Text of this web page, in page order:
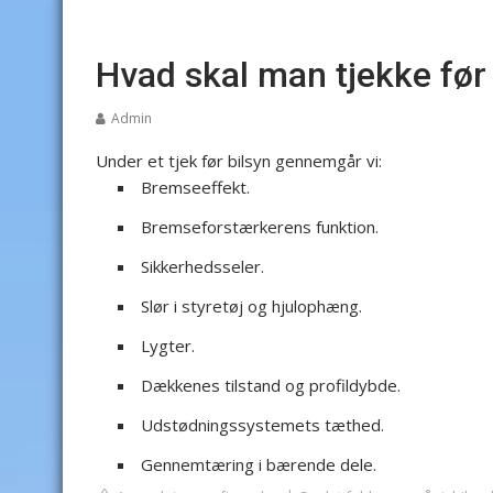
Hvad skal man tjekke før
Admin
Under et tjek før bilsyn gennemgår vi:
Bremseeffekt.
Bremseforstærkerens funktion.
Sikkerhedsseler.
Slør i styretøj og hjulophæng.
Lygter.
Dækkenes tilstand og profildybde.
Udstødningssystemets tæthed.
Gennemtæring i bærende dele.